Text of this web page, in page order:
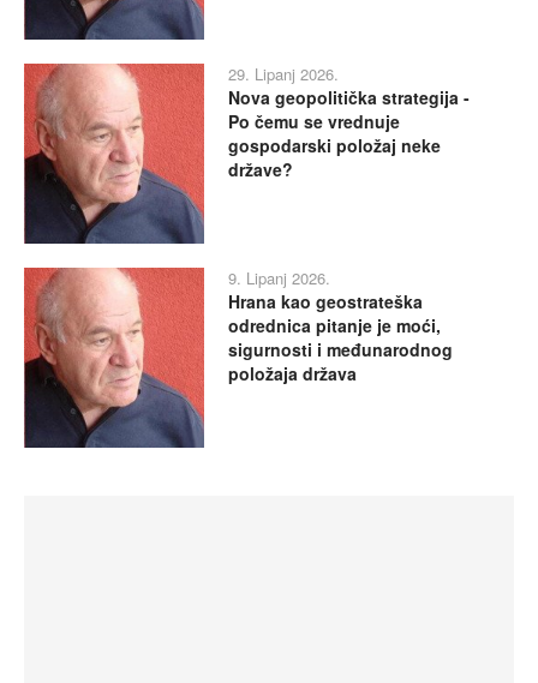
29. Lipanj 2026.
Nova geopolitička strategija -
Po čemu se vrednuje
gospodarski položaj neke
države?
9. Lipanj 2026.
Hrana kao geostrateška
odrednica pitanje je moći,
sigurnosti i međunarodnog
položaja država